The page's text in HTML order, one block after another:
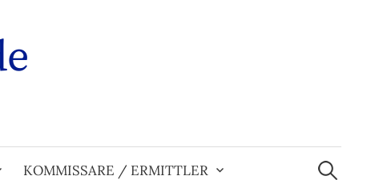
KOMMISSARE / ERMITTLER
Suchen
nach: